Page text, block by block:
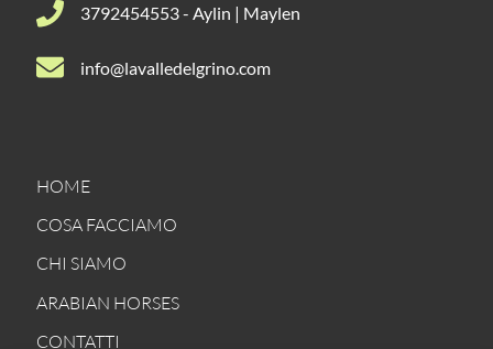
3792454553 - Aylin | Maylen
info@lavalledelgrino.com
HOME
COSA FACCIAMO
CHI SIAMO
ARABIAN HORSES
CONTATTI